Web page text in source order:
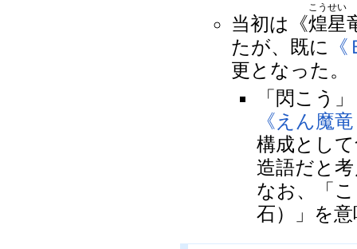
当初は《煌星
こうせい
たが、既に
更となった。
「閃こう
《えん魔
構成とし
造語だと
なお、「
石）」を